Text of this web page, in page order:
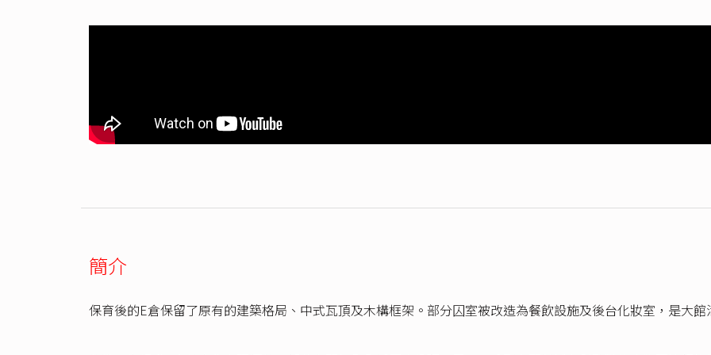
簡介
保育後的E倉保留了原有的建築格局、中式瓦頂及木構框架。部分囚室被改造為餐飲設施及後台化妝室，是大館